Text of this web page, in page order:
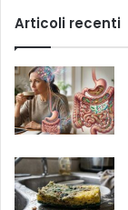
o
r
i
e
Articoli recenti